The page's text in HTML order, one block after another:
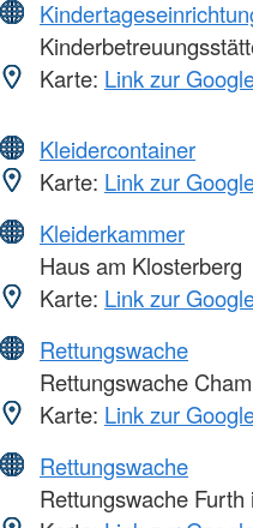
Karte: Link zur
Kleidercontainer
Karte: Link zur
Kleiderkammer
Haus am Klosterberg
Karte: Link zur
Rettungswache
Rettungswache Cham
Karte: Link zur
Rettungswache
Rettungswache Furth